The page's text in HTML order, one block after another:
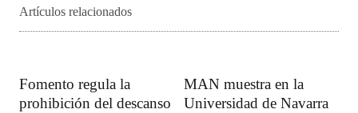
Artículos relacionados
Fomento regula la
prohibición del descanso
MAN muestra en la
Universidad de Navarra